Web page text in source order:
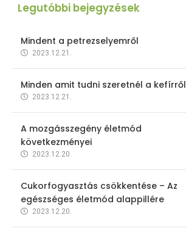
Legutóbbi bejegyzések
Mindent a petrezselyemről
2023.12.21.
Minden amit tudni szeretnél a kefírről
2023.12.21.
A mozgásszegény életmód
következményei
2023.12.20.
Cukorfogyasztás csökkentése – Az
egészséges életmód alappillére
2023.12.20.